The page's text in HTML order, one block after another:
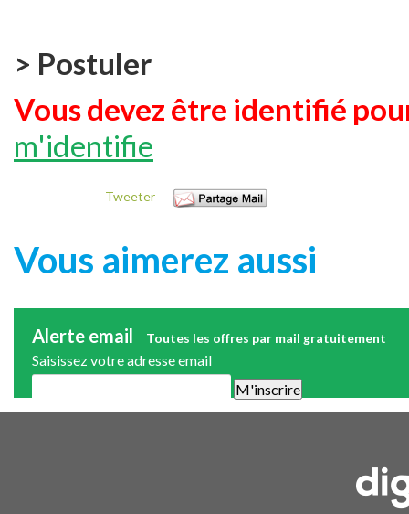
> Postuler
Vous devez être identifié
m'identifie
Tweeter
Vous aimerez aussi
Alerte email Toutes les offres par mail gratuitement
Saisissez votre adresse email